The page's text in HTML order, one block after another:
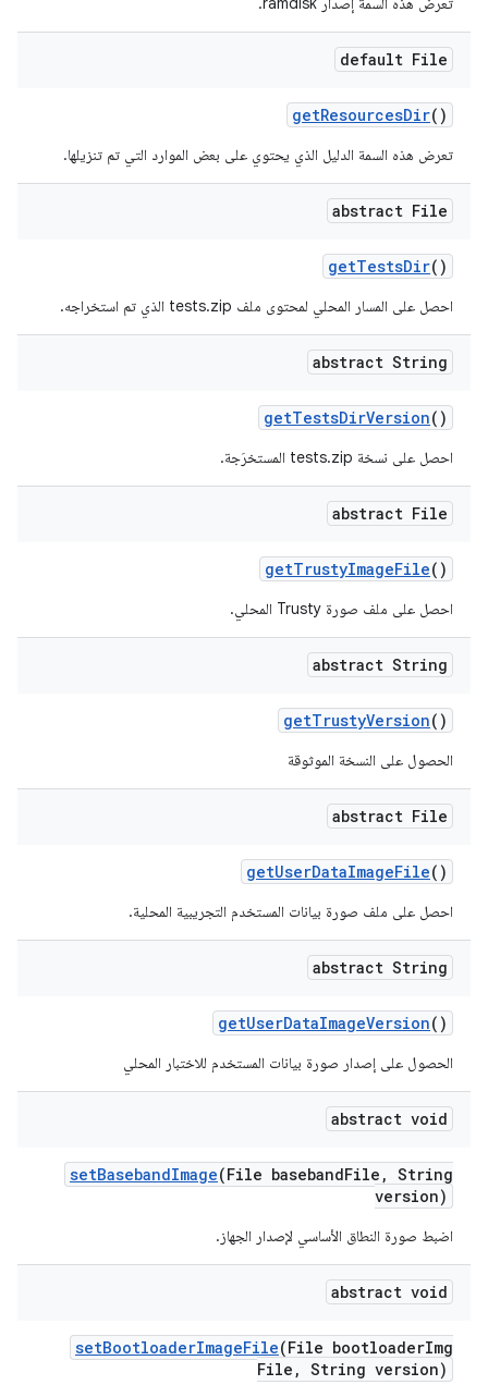
default File
getResourcesDir()
تعرض هذه السمة الدليل الذي يحتوي على بعض الموارد التي تم تنزيلها.
abstract File
getTestsDir()
احصل على المسار المحلي لمحتوى ملف tests.zip الذي تم استخراجه.
abstract String
getTestsDirVersion()
احصل على نسخة tests.zip المستخرَجة.
abstract File
getTrustyImageFile()
احصل على ملف صورة Trusty المحلي.
abstract String
getTrustyVersion()
الحصول على النسخة الموثوقة
abstract File
getUserDataImageFile()
احصل على ملف صورة بيانات المستخدم التجريبية المحلية.
abstract String
getUserDataImageVersion()
الحصول على إصدار صورة بيانات المستخدم للاختبار المحلي
abstract void
setBasebandImage(File basebandFile , String
version)
اضبط صورة النطاق الأساسي لإصدار الجهاز.
abstract void
setBootloaderImageFile(File bootloaderImg
File , String version)